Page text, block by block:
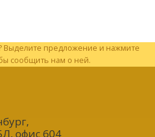
Выделите предложение и нажмите
сообщить нам о ней.
,
офис 604